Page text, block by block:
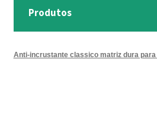
Produtos
Anti-incrustante classico matriz dura